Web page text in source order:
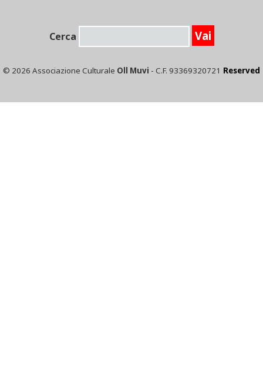
Cerca
© 2026 Associazione Culturale Oll Muvi - C.F. 93369320721 Reserved